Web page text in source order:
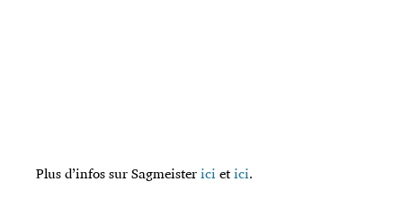
Plus d’infos sur Sagmeisterici etici.